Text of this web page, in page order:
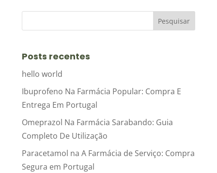
Posts recentes
hello world
Ibuprofeno Na Farmácia Popular: Compra E
Entrega Em Portugal
Omeprazol Na Farmácia Sarabando: Guia
Completo De Utilização
Paracetamol na A Farmácia de Serviço: Compra
Segura em Portugal